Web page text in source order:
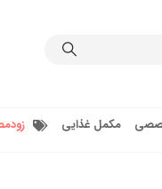
مکمل غذایی